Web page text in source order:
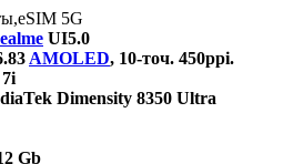
5G
UI5.0
83 AMOLED, 10-точ. 450ppi.
Dimensity 8350 Ultra
Gb